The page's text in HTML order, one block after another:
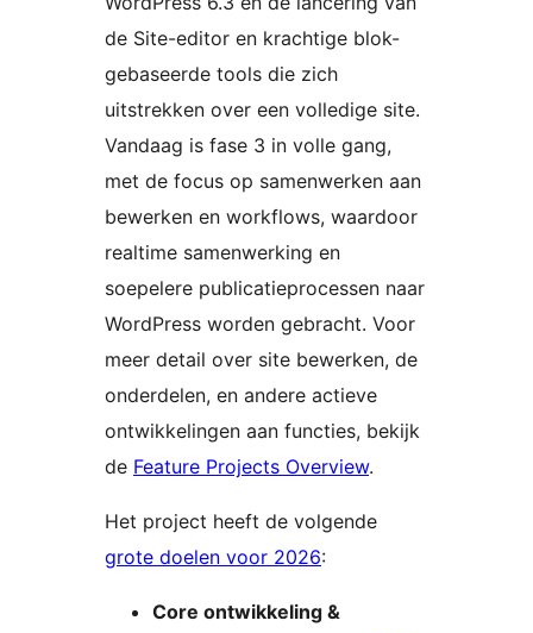
de Site-editor en krachtige blok-
gebaseerde tools die zich
uitstrekken over een volledige site.
Vandaag is fase 3 in volle gang,
met de focus op samenwerken aan
bewerken en workflows, waardoor
realtime samenwerking en
soepelere publicatieprocessen naar
WordPress worden gebracht. Voor
meer detail over site bewerken, de
onderdelen, en andere actieve
ontwikkelingen aan functies, bekijk
de Feature Projects Overview.
Het project heeft de volgende
grote doelen voor 2026:
Core ontwikkeling &